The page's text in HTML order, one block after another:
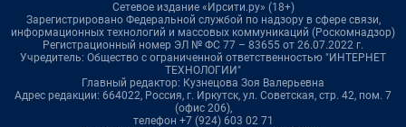
Сетевое издание «Ирсити.ру» (18+)
Зарегистрировано Федеральной службой по надзору в сфере связи,
информационных технологий и массовых коммуникаций (Роскомнадзор)
Регистрационный номер ЭЛ № ФС 77 – 83655 от 26.07.2022 г.
Учредитель: Общество с ограниченной ответственностью "ИНТЕРНЕТ
ТЕХНОЛОГИИ"
Главный редактор: Кузнецова Зоя Валерьевна
Адрес редакции: 664022, Россия, г. Иркутск, ул. Советская, стр. 42, пом. 7
(офис 206),
телефон +7 (924) 603 02 71